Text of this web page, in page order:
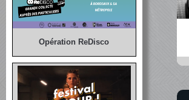
Opération ReDisco